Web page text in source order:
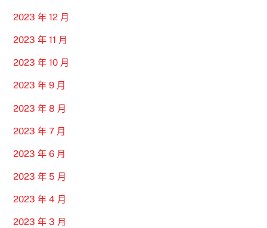
2023 年 12 月
2023 年 11 月
2023 年 10 月
2023 年 9 月
2023 年 8 月
2023 年 7 月
2023 年 6 月
2023 年 5 月
2023 年 4 月
2023 年 3 月